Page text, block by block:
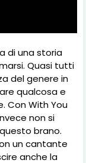
di una storia
Quasi tutti
del genere in
qualcosa e
Con With You
non si
brano.
un cantante
anche la